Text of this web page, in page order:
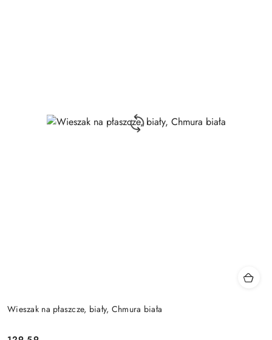
Wieszak na płaszcze, biały, Chmura biała